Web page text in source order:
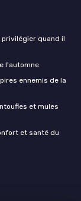
quand il
l'automne
ennemis de la
et mules
et santé du